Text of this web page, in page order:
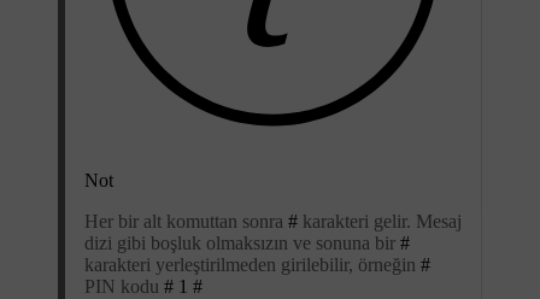
Not
Her bir alt komuttan sonra # karakteri gelir. Mesaj
dizi gibi boşluk olmaksızın ve sonuna bir #
karakteri yerleştirilmeden girilebilir, örneğin #
PIN kodu # 1 #